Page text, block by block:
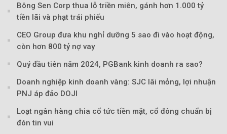
Theo Sức khoẻ
Bông Sen Corp thua lỗ triền miên, gánh hơn 1.000 tỷ
tiền lãi và phạt trái phiếu
CEO Group đưa khu nghỉ dưỡng 5 sao đi vào hoạt động,
còn hơn 800 tỷ nợ vay
Quý đầu tiên năm 2024, PGBank kinh doanh ra sao?
Doanh nghiệp kinh doanh vàng: SJC lãi mỏng, lợi nhuận
PNJ áp đảo DOJI
Loạt ngân hàng chia cổ tức tiền mặt, cổ đông chuẩn bị
đón tin vui